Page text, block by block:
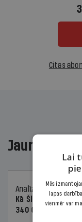
Citas
Jaunākajā
Analīze
06.08.2026.
Kā Šlesera
340 000 vērtu
Lai
Mēs
lapas
vienmēr var